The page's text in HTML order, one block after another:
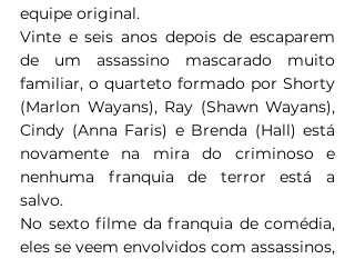
equipe original.
Vinte e seis anos depois de escaparem
de um assassino mascarado muito
familiar, o quarteto formado por Shorty
(Marlon Wayans), Ray (Shawn Wayans),
Cindy (Anna Faris) e Brenda (Hall) está
novamente na mira do criminoso e
nenhuma franquia de terror está a
salvo.
No sexto filme da franquia de comédia,
eles se veem envolvidos com assassinos,